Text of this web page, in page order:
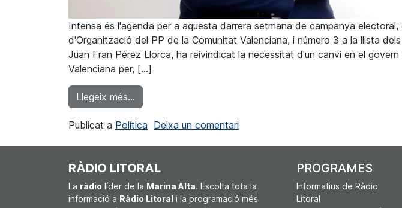
Intensa és l'agenda per a aquesta darrera setmana de campanya electoral,
d'Organització del PP de la Comunitat Valenciana, i número 3 a la llista
Juan Fran Pérez Llorca, ha reivindicat la necessitat d'un canvi en el
Valenciana per, […]
Llegeix més…
Publicat a Política Deixa un comentari
RÀDIO LITORAL
La ràdio líder de la Marina Alta. Escolta tota la
informació a Ràdio Litoral i la programació més
PROGRAMES
Informatius de Ràdio
Litoral